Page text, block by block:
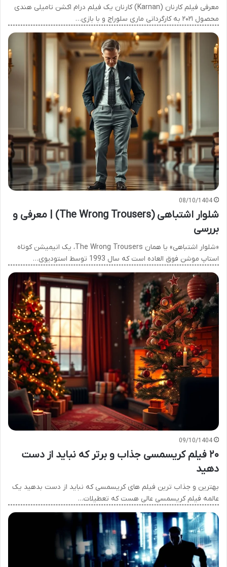
معرفی فیلم کارنان (Karnan) کارنان یک فیلم درام اکشن تامیلی هندی
محصول ۲۰۲۱ به کارگردانی ماری سلوراج و با بازی…
08/10/1404
شلوار اشتباهی (The Wrong Trousers) | معرفی و
بررسی
«شلوار اشتباهی» یا همان The Wrong Trousers، یک انیمیشن کوتاه
استاپ موشن فوق العاده است که سال 1993 توسط استودیوی…
09/10/1404
۲۰ فیلم کریسمسی جذاب و برتر که نباید از دست
دهید
بهترین و جذاب ترین فیلم های کریسمسی که نباید از دست بدهید یک
عالمه فیلم کریسمسی عالی هست که تعطیلات…